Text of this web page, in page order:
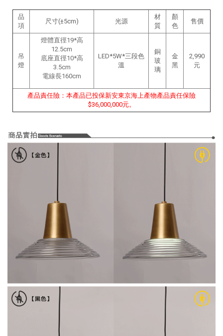
品
項
尺寸(±5cm) 光源
材
質
顏
色
售價
吊
燈
燈體直徑19*高
12.5cm
底座直徑10*高
3.5cm
電線長160cm
LED*5W*三段色
溫
銅
玻
璃
金
黑
2,990
元
產品責任險：本產品已投保新安東京海上產物產品責任保險
$36,000,000元。